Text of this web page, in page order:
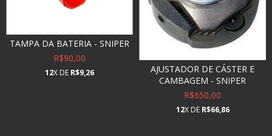
TAMPA DA BATERIA - SNIPER
R$90,00
12X DE R$9,26
AJUSTADOR DE CÁSTER E
CAMBAGEM - SNIPER
R$650,00
12X DE R$66,86